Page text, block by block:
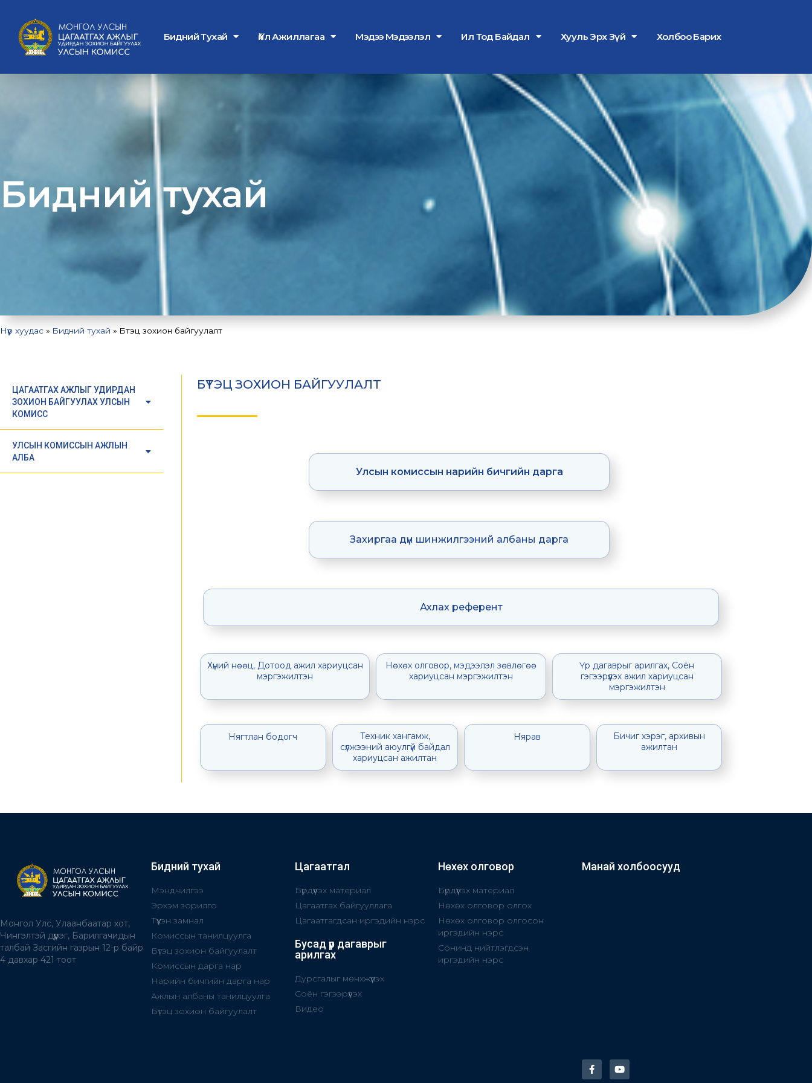
Бидний Тухай Үйл Ажиллагаа Мэдээ Мэдээлэл Ил Тод Байдал Хууль Эрх Зүй Холбоо Барих
Бидний тухай
Нүүр хуудас » Бидний тухай » Бүтэц зохион байгуулалт
ЦАГААТГАХ АЖЛЫГ УДИРДАН
ЗОХИОН БАЙГУУЛАХ УЛСЫН
КОМИСС
УЛСЫН КОМИССЫН АЖЛЫН
АЛБА
БҮТЭЦ ЗОХИОН БАЙГУУЛАЛТ
Улсын комиссын нарийн бичгийн дарга
Захиргаа дүн шинжилгээний албаны дарга
Ахлах референт
Хүний нөөц, Дотоод ажил хариуцсан
мэргэжилтэн
Нөхөх олговор, мэдээлэл зөвлөгөө
хариуцсан мэргэжилтэн
Үр дагаврыг арилгах, Соён
гэгээрүүлэх ажил хариуцсан
мэргэжилтэн
Нягтлан бодогч
Техник хангамж,
сүлжээний аюулгүй байдал
хариуцсан ажилтан
Нярав
Бичиг хэрэг, архивын
ажилтан
Монгол Улс, Улаанбаатар хот,
Чингэлтэй дүүрэг, Барилгачидын
талбай Засгийн газрын 12-р байр
4 давхар 421 тоот
Бидний тухай
Мэндчилгээ
Эрхэм зорилго
Түүхэн замнал
Комиссын танилцуулга
Бүтэц зохион байгуулалт
Комиссын дарга нар
Нарийн бичгийн дарга нар
Ажлын албаны танилцуулга
Бүтэц зохион байгуулалт
Цагаатгал
Бүрдүүлэх материал
Цагаатгах байгууллага
Цагаатгагдсан иргэдийн нэрс
Бусад үр дагаврыг
арилгах
Дурсгалыг мөнхжүүлэх
Соён гэгээрүүлэх
Видео
Нөхөх олговор
Бүрдүүлэх материал
Нөхөх олговор олгох
Нөхөх олговор олгосон
иргэдийн нэрс
Сонинд нийтлэгдсэн
иргэдийн нэрс
Манай холбоосууд